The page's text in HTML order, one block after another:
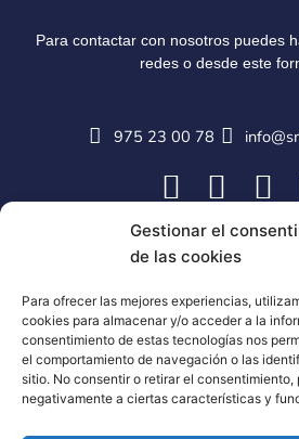
Gestionar el
de las cookies
Para ofrecer las mejores experiencias,
cookies para almacenar y/o acceder a la
consentimiento de estas tecnologías nos
el comportamiento de navegación o las
sitio. No consentir o retirar el consentimiento,
negativamente a ciertas características y
Para contactar con nosotros puedes
redes o desde este
975 23 00 78